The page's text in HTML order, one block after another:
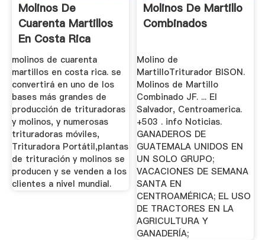
Molinos De
Cuarenta Martillos
En Costa Rica
molinos de cuarenta
martillos en costa rica. se
convertirá en uno de los
bases más grandes de
producción de trituradoras
y molinos, y numerosas
trituradoras móviles,
Trituradora Portátil,plantas
de trituración y molinos se
producen y se venden a los
clientes a nivel mundial.
Molinos De Martillo
Combinados
Molino de
MartilloTriturador BISON.
Molinos de Martillo
Combinado JF. ... El
Salvador, Centroamerica.
+503 . info Noticias.
GANADEROS DE
GUATEMALA UNIDOS EN
UN SOLO GRUPO;
VACACIONES DE SEMANA
SANTA EN
CENTROAMÉRICA; EL USO
DE TRACTORES EN LA
AGRICULTURA Y
GANADERÍA;